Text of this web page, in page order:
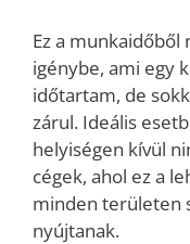
Ez a munkaidőből
igénybe, ami egy
időtartam, de
zárul. Ideális
helyiségen kívül
cégek, ahol ez a
minden területen
nyújtanak.